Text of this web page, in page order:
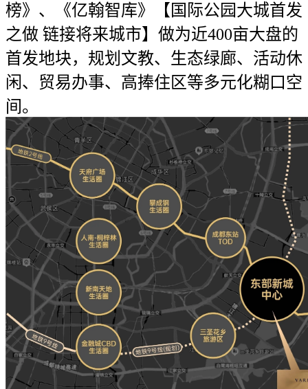
榜》、《亿翰智库》【国际公园大城首发
之做 链接将来城市】做为近400亩大盘的
首发地块，规划文教、生态绿廊、活动休
闲、贸易办事、高捧住区等多元化糊口空
间。